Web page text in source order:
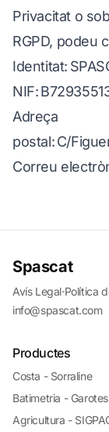
Privacitat o
RGPD, podeu
Identitat:
NIF:
Adreça
postal: C/
Correu
Spascat
Avís Legal·Política
info@spascat.com
Productes
Costa - Sorraline
Batimetria - Garotes
Agricultura -